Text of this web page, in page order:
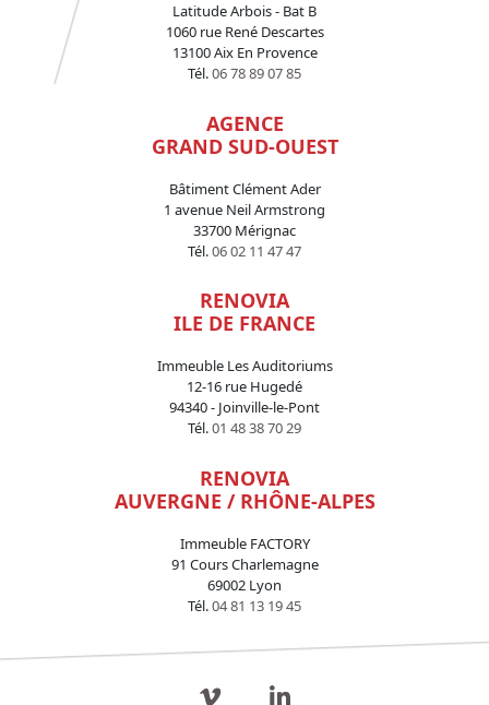
Latitude Arbois - Bat B
1060 rue René Descartes
13100 Aix En Provence
Tél.06 78 89 07 85
AGENCE
GRAND SUD-OUEST
Bâtiment Clément Ader
1 avenue Neil Armstrong
33700 Mérignac
Tél.06 02 11 47 47
RENOVIA
ILE DE FRANCE
Immeuble Les Auditoriums
12-16 rue Hugedé
94340 - Joinville-le-Pont
Tél.01 48 38 70 29
RENOVIA
AUVERGNE / RHÔNE-ALPES
Immeuble FACTORY
91 Cours Charlemagne
69002 Lyon
Tél.04 81 13 19 45